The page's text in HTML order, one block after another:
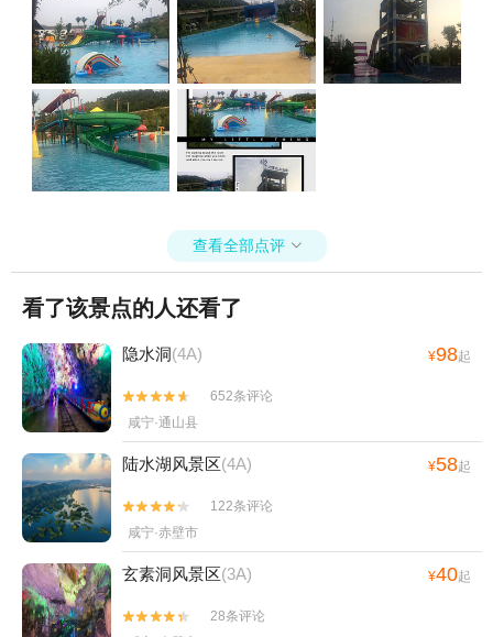
查看全部点评 
看了该景点的人还看了
隐水洞(4A) ¥98起


652条评论
咸宁·通山县
陆水湖风景区(4A) ¥58起


122条评论
咸宁·赤壁市
玄素洞风景区(3A) ¥40起


28条评论